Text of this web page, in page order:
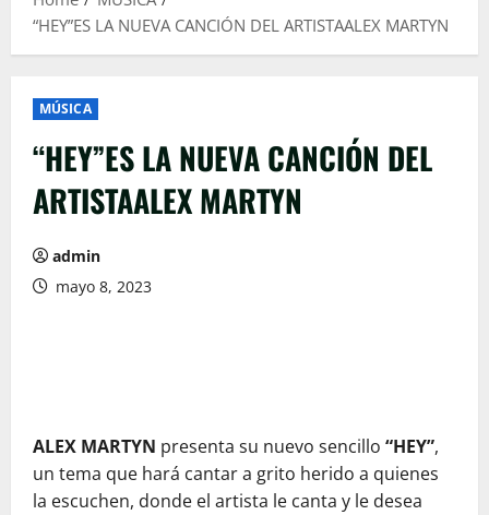
“HEY”ES LA NUEVA CANCIÓN DEL ARTISTAALEX MARTYN
MÚSICA
“HEY”ES LA NUEVA CANCIÓN DEL
ARTISTAALEX MARTYN
admin
mayo 8, 2023
ALEX MARTYN presenta su nuevo sencillo “HEY”,
un tema que hará cantar a grito herido a quienes
la escuchen, donde el artista le canta y le desea